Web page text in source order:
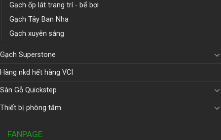
Gạch ốp lát trang trí - bể bơi
Gạch Tây Ban Nha
Gạch xuyên sáng
Gạch Superstone
Hàng nkd hết hàng VCI
Sàn Gỗ Quickstep
Thiết bị phòng tắm
FANPAGE